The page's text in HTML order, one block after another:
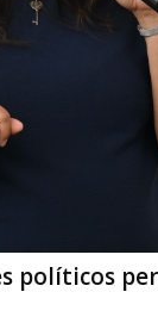
políticos